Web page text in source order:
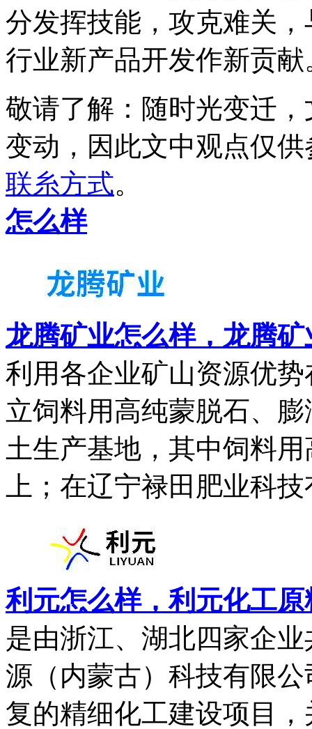
分发挥技能，攻克难关
行业新产品开发作新贡献
敬请了解 ：随时光变迁
变动，因此文中观点仅供
联糸方式。
怎么样
龙腾矿业怎么样，龙腾
利用各企业矿山资源优
立饲料用高纯蒙脱石、
土生产基地，其中饲料
上；在辽宁禄田肥业科技
利元怎么样，利元化工
是由浙江、湖北四家企
源（内蒙古）科技有限
复的精细化工建设项目